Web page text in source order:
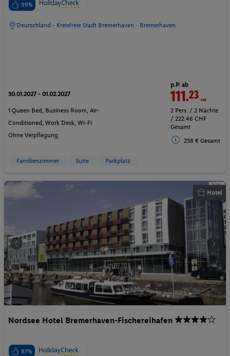
99%
Deutschland - Kreisfreie Stadt Bremerhaven - Bremerhaven
30.01.2027 - 01.02.2027
1 Queen Bed, Business Room, Air-
Conditioned, Work Desk, Wi-Fi
Ohne Verpflegung
p.P. ab
111.23CHF
2 Pers. / 2 Nächte
/ 222.46 CHF
Gesamt
238 € Gesamt
Familienzimmer Suite Parkplatz
Hotel
Nordsee Hotel Bremerhaven-Fischereihafen
87%